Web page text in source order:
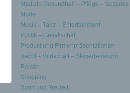
Medizin Gesundheit – Pflege – Soziales
Mode
Musik – Tanz – Entertainment
Politik – Gesellschaft
Produkt und Firmenpräsentationen
Recht – Wirtschaft – Steuerberatung
Reisen
Shopping
Sport und Freizeit